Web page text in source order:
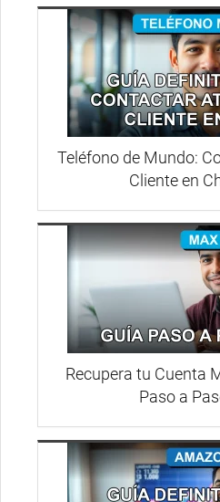
Teléfono de Mundo:
Cliente en
Recupera tu Cuenta
Paso a